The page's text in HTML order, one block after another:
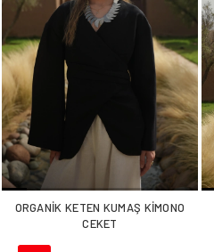
ORGANİK KETEN KUMAŞ KİMONO
CEKET